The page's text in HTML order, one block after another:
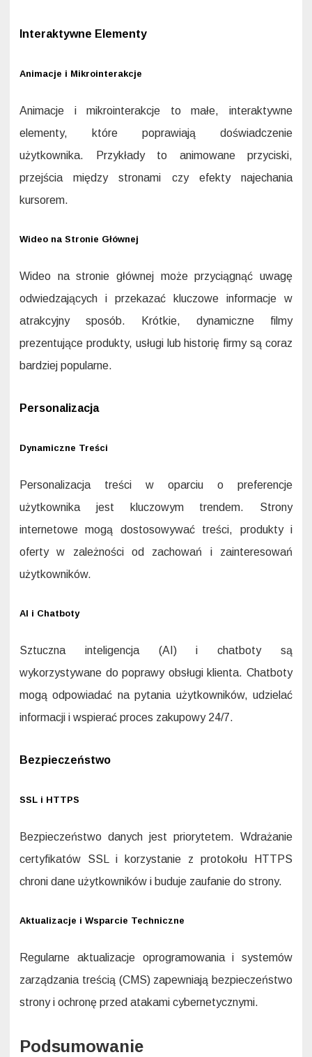
Interaktywne Elementy
Animacje i Mikrointerakcje
Animacje i mikrointerakcje to małe, interaktywne
elementy, które poprawiają doświadczenie
użytkownika. Przykłady to animowane przyciski,
przejścia między stronami czy efekty najechania
kursorem.
Wideo na Stronie Głównej
Wideo na stronie głównej może przyciągnąć uwagę
odwiedzających i przekazać kluczowe informacje w
atrakcyjny sposób. Krótkie, dynamiczne filmy
prezentujące produkty, usługi lub historię firmy są coraz
bardziej popularne.
Personalizacja
Dynamiczne Treści
Personalizacja treści w oparciu o preferencje
użytkownika jest kluczowym trendem. Strony
internetowe mogą dostosowywać treści, produkty i
oferty w zależności od zachowań i zainteresowań
użytkowników.
AI i Chatboty
Sztuczna inteligencja (AI) i chatboty są
wykorzystywane do poprawy obsługi klienta. Chatboty
mogą odpowiadać na pytania użytkowników, udzielać
informacji i wspierać proces zakupowy 24/7.
Bezpieczeństwo
SSL i HTTPS
Bezpieczeństwo danych jest priorytetem. Wdrażanie
certyfikatów SSL i korzystanie z protokołu HTTPS
chroni dane użytkowników i buduje zaufanie do strony.
Aktualizacje i Wsparcie Techniczne
Regularne aktualizacje oprogramowania i systemów
zarządzania treścią (CMS) zapewniają bezpieczeństwo
strony i ochronę przed atakami cybernetycznymi.
Podsumowanie